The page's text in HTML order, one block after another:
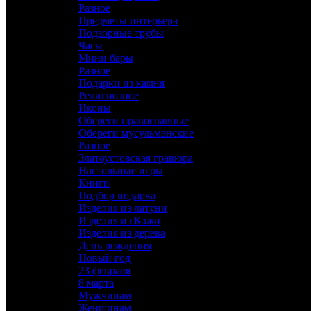
Разное
Предметы интерьера
Подзорные трубы
Часы
Мини бары
Разное
Подарки из камня
Религиозное
Иконы
Обереги православные
Обереги мусульманские
Разное
Златоустовская гравюра
Настольные игры
Книги
Подбор подарка
Изделия из латуни
Изделия из Кожи
Изделия из дерева
День рождения
Новый год
23 февраля
8 марта
Мужчинам
Женщинам